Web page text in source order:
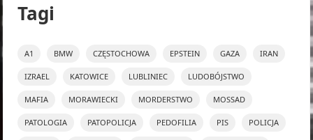
Tagi
A1 BMW CZĘSTOCHOWA EPSTEIN GAZA IRAN
IZRAEL KATOWICE LUBLINIEC LUDOBÓJSTWO
MAFIA MORAWIECKI MORDERSTWO MOSSAD
PATOLOGIA PATOPOLICJA PEDOFILIA PIS POLICJA